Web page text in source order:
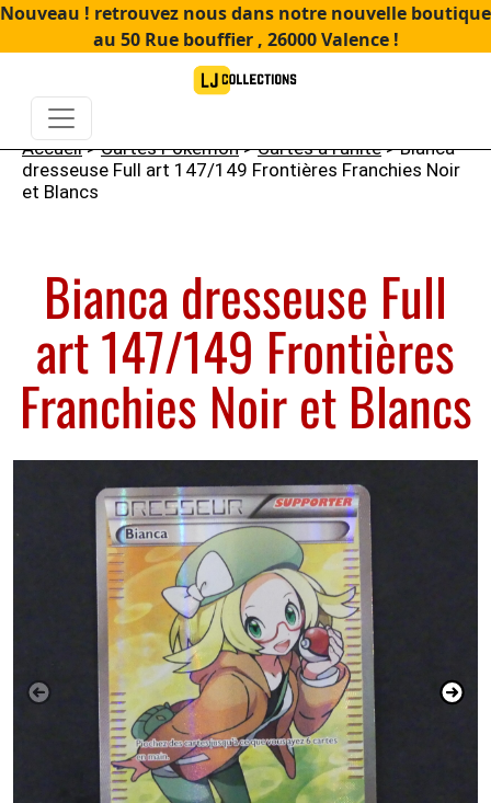
Nouveau ! retrouvez nous dans notre nouvelle boutique
au 50 Rue bouffier , 26000 Valence !
Accueil>Cartes Pokémon>Cartes à l'unité> Bianca
dresseuse Full art 147/149 Frontières Franchies Noir
et Blancs
Bianca dresseuse Full
art 147/149 Frontières
Franchies Noir et Blancs